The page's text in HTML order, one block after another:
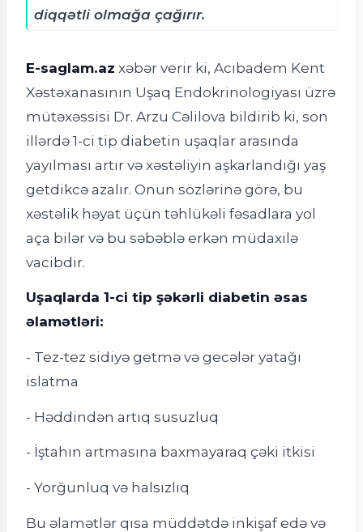
diqqətli olmağa çağırır.
E-saglam.az xəbər verir ki, Acıbadem Kent
Xəstəxanasının Uşaq Endokrinologiyası üzrə
mütəxəssisi Dr. Arzu Cəlilova bildirib ki, son
illərdə 1-ci tip diabetin uşaqlar arasında
yayılması artır və xəstəliyin aşkarlandığı yaş
getdikcə azalır. Onun sözlərinə görə, bu
xəstəlik həyat üçün təhlükəli fəsadlara yol
aça bilər və bu səbəblə erkən müdaxilə
vacibdir.
Uşaqlarda 1-ci tip şəkərli diabetin əsas
əlamətləri:
- Tez-tez sidiyə getmə və gecələr yatağı
islatma
- Həddindən artıq susuzluq
- İştahın artmasına baxmayaraq çəki itkisi
- Yorğunluq və halsızlıq
Bu əlamətlər qısa müddətdə inkişaf edə və